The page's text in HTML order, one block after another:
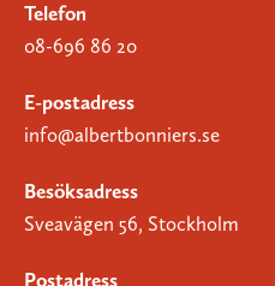
Telefon
08-696 86 20
E-postadress
info@albertbonniers.se
Besöksadress
Sveavägen 56, Stockholm
Postadress